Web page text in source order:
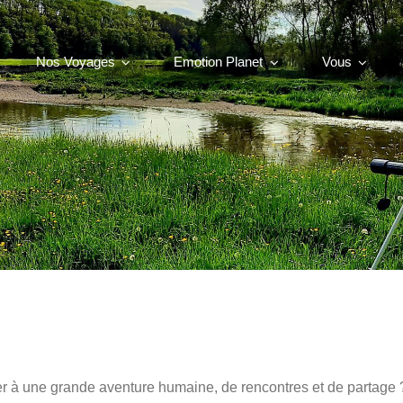
Nos Voyages Emotion Planet Vous
à une grande aventure humaine, de rencontres et de partage